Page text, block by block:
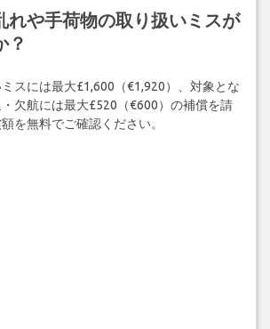
れや手荷物の取り扱いミスが
？
スには最大£1,600（€1,920）、対象とな
欠航には最大£520（€600）の補償を請
を無料でご確認ください。